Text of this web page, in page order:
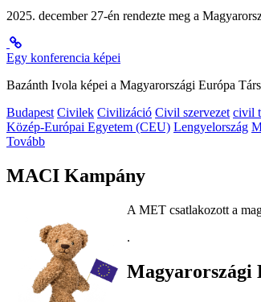
2025. december 27-én rendezte meg a
Egy konferencia képei
Bazánth Ivola képei a Magyarországi Európa
Budapest Civilek Civilizáció Civil szervezet civil
Közép-Európai Egyetem (CEU) Lengyelország
Tovább
MACI Kampány
A MET csatlakozott a
.
Magyarországi